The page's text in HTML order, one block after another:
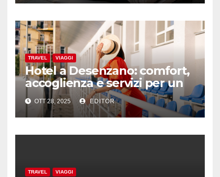
TRAVEL VIAGGI
Hotel a Desenzano: comfort,
accoglienza e servizi per un
soggiorno perfetto sul Garda
OTT 28, 2025 EDITOR
TRAVEL VIAGGI